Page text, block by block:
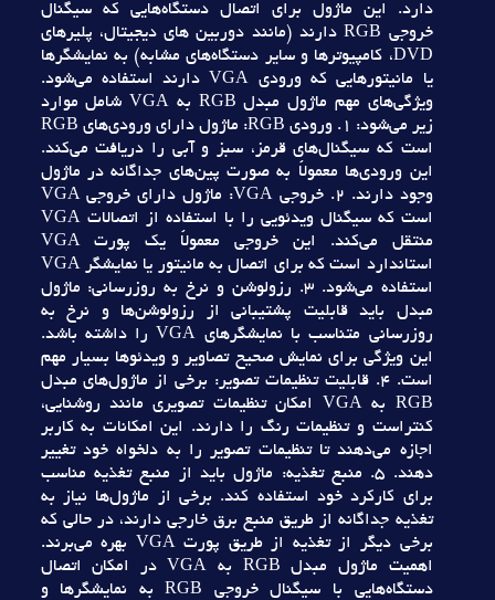
دارد. اين ماژول براي اتصال دستگاه‌هايي که سيگنال
خروجي RGB دارند (مانند دوربين هاي ديجيتال، پليرهاي
DVD، کامپيوترها و ساير دستگاه‌هاي مشابه) به نمايشگرها
يا مانيتورهايي که ورودي VGA دارند استفاده مي‌شود.
ويژگي‌هاي مهم ماژول مبدل RGB به VGA شامل موارد
زير مي‌شود: 1. ورودي RGB: ماژول داراي ورودي‌هاي RGB
است که سيگنال‌هاي قرمز، سبز و آبي را دريافت مي‌کند.
اين ورودي‌ها معمولاً به صورت پين‌هاي جداگانه در ماژول
وجود دارند. 2. خروجي VGA: ماژول داراي خروجي VGA
است که سيگنال ويدئويي را با استفاده از اتصالات VGA
منتقل مي‌کند. اين خروجي معمولاً يک پورت VGA
استاندارد است که براي اتصال به مانيتور يا نمايشگر VGA
استفاده مي‌شود. 3. رزولوشن و نرخ به روزرساني: ماژول
مبدل بايد قابليت پشتيباني از رزولوشن‌ها و نرخ به
روزرساني متناسب با نمايشگرهاي VGA را داشته باشد.
اين ويژگي براي نمايش صحيح تصاوير و ويدئوها بسيار مهم
است. 4. قابليت تنظيمات تصوير: برخي از ماژول‌هاي مبدل
RGB به VGA امکان تنظيمات تصويري مانند روشنايي،
کنتراست و تنظيمات رنگ را دارند. اين امکانات به کاربر
اجازه مي‌دهند تا تنظيمات تصوير را به دلخواه خود تغيير
دهند. 5. منبع تغذيه: ماژول بايد از منبع تغذيه مناسب
براي کارکرد خود استفاده کند. برخي از ماژول‌ها نياز به
تغذيه جداگانه از طريق منبع برق خارجي دارند، در حالي که
برخي ديگر از تغذيه از طريق پورت VGA بهره مي‌برند.
اهميت ماژول مبدل RGB به VGA در امکان اتصال
دستگاه‌هايي با سيگنال خروجي RGB به نمايشگرها و